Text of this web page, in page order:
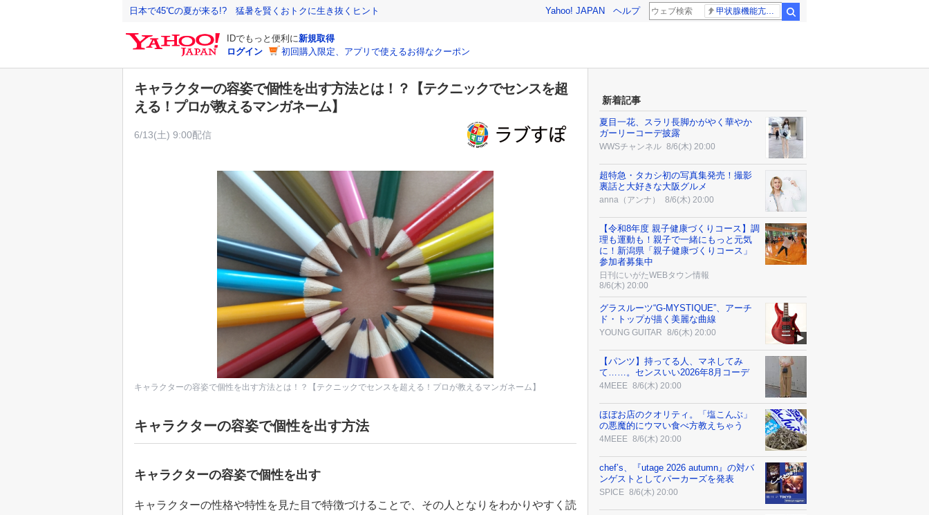
日本で45℃の夏が来る!? 猛暑を賢くおトクに生き抜くヒント Yahoo! JAPAN ヘルプ 甲状腺機能亢進症
IDでもっと便利に新規取得
ログイン
初回購入限定、アプリで使えるお得なクーポン
キャラクターの容姿で個性を出す方法とは！？【テクニックでセンスを超
える！プロが教えるマンガネーム】
6/13(土) 9:00配信
キャラクターの容姿で個性を出す方法とは！？【テクニックでセンスを超える！プロが教えるマンガネーム】
キャラクターの容姿で個性を出す方法
キャラクターの容姿で個性を出す
キャラクターの性格や特性を見た目で特徴づけることで、その人となりをわかりやすく読
新着記事
夏目一花、スラリ長脚かがやく華やか
ガーリーコーデ披露
WWSチャンネル 8/6(木) 20:00
超特急・タカシ初の写真集発売！撮影
裏話と大好きな大阪グルメ
anna（アンナ） 8/6(木) 20:00
【令和8年度 親子健康づくりコース】調
理も運動も！親子で一緒にもっと元気
に！新潟県「親子健康づくりコース」
参加者募集中
日刊にいがたWEBタウン情報
8/6(木) 20:00
グラスルーツ“G-MYSTIQUE”、アーチ
ド・トップが描く美麗な曲線
YOUNG GUITAR 8/6(木) 20:00
【パンツ】持ってる人、マネしてみ
て……。センスいい2026年8月コーデ
4MEEE 8/6(木) 20:00
ほぼお店のクオリティ。「塩こんぶ」
の悪魔的にウマい食べ方教えちゃう
4MEEE 8/6(木) 20:00
chef’s、『utage 2026 autumn』の対バ
ンゲストとしてパーカーズを発表
SPICE 8/6(木) 20:00